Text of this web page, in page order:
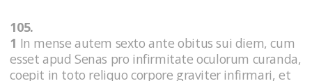
105.
1 In mense autem sexto ante obitus sui diem, cum
esset apud Senas pro infirmitate oculorum curanda,
coepit in toto reliquo corpore graviter infirmari, et